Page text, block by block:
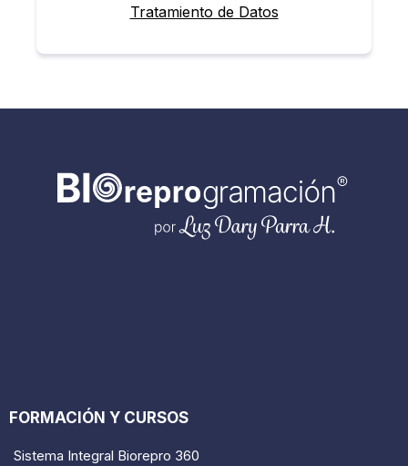
Tratamiento de Datos
FORMACIÓN Y CURSOS
Sistema Integral Biorepro 360